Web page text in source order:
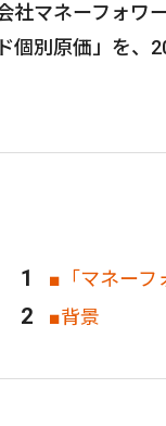
社マネーフォワ
個別原価」を、
■「マネーフ
■背景